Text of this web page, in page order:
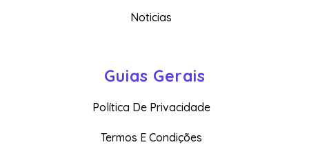
Noticias
Guias Gerais
Política De Privacidade
Termos E Condições